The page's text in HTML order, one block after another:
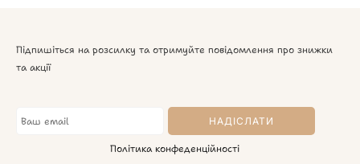
Підпишіться на розсилку та отримуйте повідомлення про знижки
та акції
Політика конфеденційності